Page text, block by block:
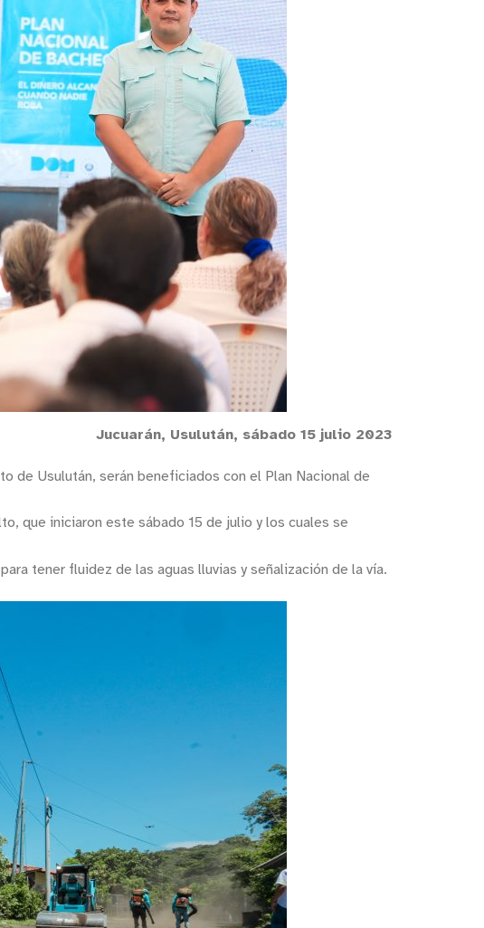
Jucuarán, Usulután, sábado 15 julio 2023
de Usulután, serán beneficiados con el Plan Nacional de
que iniciaron este sábado 15 de julio y los cuales se
tener fluidez de las aguas lluvias y señalización de la vía.